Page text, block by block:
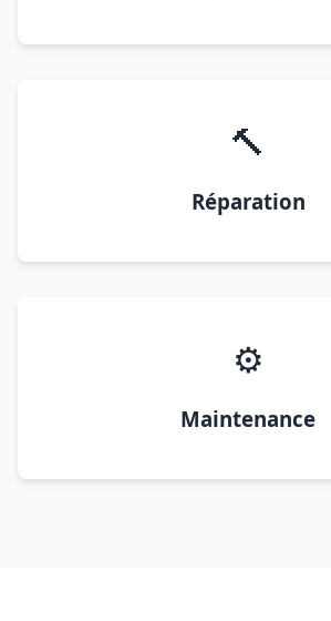
🔨
Réparation
⚙️
Maintenance